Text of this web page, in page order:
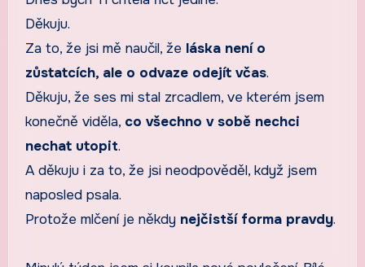
Děkuju.
Za to, že jsi mě naučil, že láska není o
zůstatcích, ale o odvaze odejít včas.
Děkuju, že ses mi stal zrcadlem, ve kterém jsem
konečně viděla, co všechno v sobě nechci
nechat utopit.
A děkuju i za to, že jsi neodpověděl, když jsem
naposled psala.
Protože mlčení je někdy nejčistší forma pravdy.